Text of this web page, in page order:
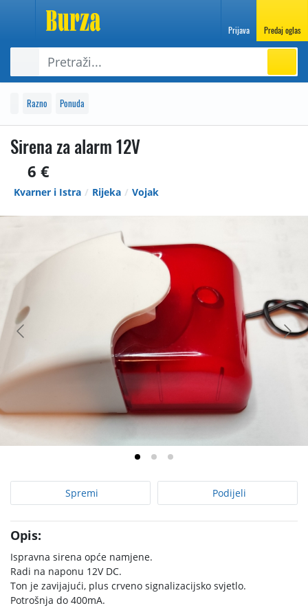
Prijava Predaj oglas
Razno Ponuda
Sirena za alarm 12V
6 €
Kvarner i Istra Rijeka Vojak
Spremi Podijeli
Opis:
Ispravna sirena opće namjene.
Radi na naponu 12V DC.
Ton je zavijajući, plus crveno signalizacijsko svjetlo.
Potrošnja do 400mA.